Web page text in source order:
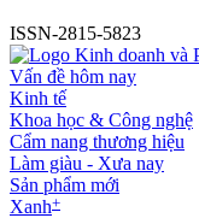
ISSN-2815-5823
Vấn đề hôm nay
Kinh tế
Khoa học & Công nghệ
Cẩm nang thương hiệu
Làm giàu - Xưa nay
Sản phẩm mới
Xanh+